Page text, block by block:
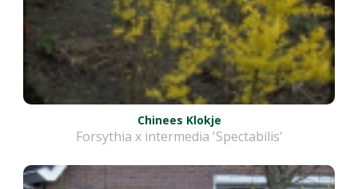
Chinees Klokje
Forsythia x intermedia 'Spectabilis'